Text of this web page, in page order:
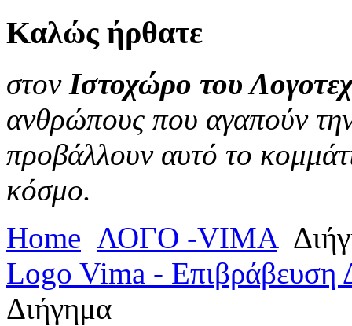
Καλώς ήρθατε
στον Ιστοχώρο του
ανθρώπους που αγαπούν
προβάλλουν αυτό το
κόσμο.
Home ΛΟΓΟ -VIMA
Logo Vima - Επιβράβευση
Διήγημα